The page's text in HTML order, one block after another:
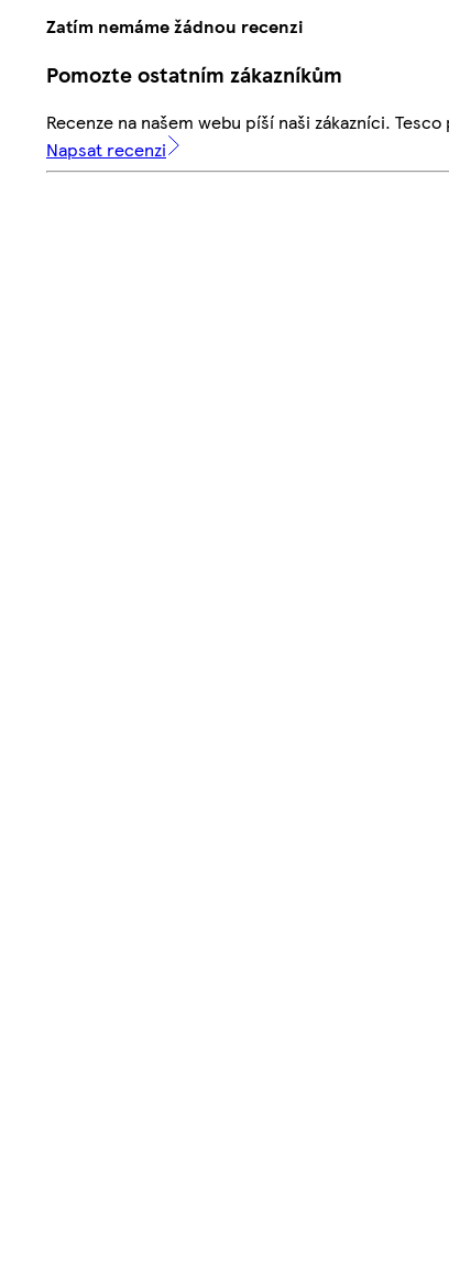
Zatím nemáme žádnou recenzi
Pomozte ostatním zákazníkům
Recenze na našem webu píší naši zákazníci.
Napsat recenzi